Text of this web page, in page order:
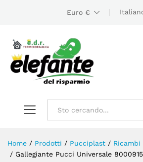
Euro €
Home / Prodotti / Pucciplast / Ricambi
/ Gallegiante Pucci Universale